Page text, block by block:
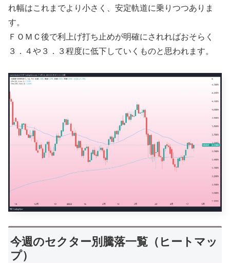
れ幅はこれまでより小さく、安定軌道に乗りつつありま
す。
ＦＯＭＣ後で利上げ打ち止めが明確にされればおそらく
３．４や３．３程度に低下していくものと思われます。
今週のセクター別騰落一覧（ヒートマッ
プ）